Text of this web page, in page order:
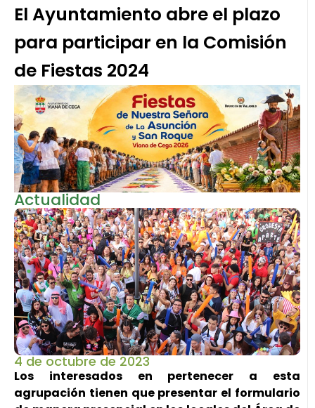
El Ayuntamiento abre el plazo
para participar en la Comisión
de Fiestas 2024
Actualidad
4 de octubre de 2023
Los interesados en pertenecer a esta
agrupación tienen que presentar el formulario